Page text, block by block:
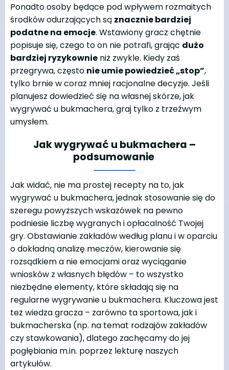
Ponadto osoby będące pod wpływem rozmaitych
środków odurzających są znacznie bardziej
podatne na emocje. Wstawiony gracz chętnie
popisuje się, czego to on nie potrafi, grając dużo
bardziej ryzykownie niż zwykle. Kiedy zaś
przegrywa, często nie umie powiedzieć „stop”,
tylko brnie w coraz mniej racjonalne decyzje. Jeśli
planujesz dowiedzieć się na własnej skórze, jak
wygrywać u bukmachera, graj tylko z trzeźwym
umysłem.
Jak wygrywać u bukmachera –
podsumowanie
Jak widać, nie ma prostej recepty na to, jak
wygrywać u bukmachera, jednak stosowanie się do
szeregu powyższych wskazówek na pewno
podniesie liczbę wygranych i opłacalność Twojej
gry. Obstawianie zakładów według planu i w oparciu
o dokładną analizę meczów, kierowanie się
rozsądkiem a nie emocjami oraz wyciąganie
wniosków z własnych błędów – to wszystko
niezbędne elementy, które składają się na
regularne wygrywanie u bukmachera. Kluczowa jest
też wiedza gracza – zarówno ta sportowa, jak i
bukmacherska (np. na temat rodzajów zakładów
czy stawkowania), dlatego zachęcamy do jej
pogłębiania m.in. poprzez lekturę naszych
artykułów.